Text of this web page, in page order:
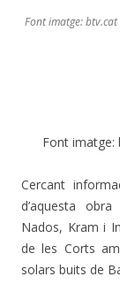
Font imatge: btv.cat
Font imatge:
Cercant
d’aquesta
Nados, Kram i
de les Corts
solars buits de